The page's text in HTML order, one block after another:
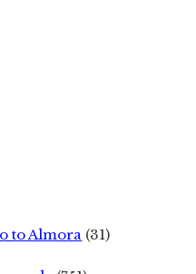
to Almora (31)